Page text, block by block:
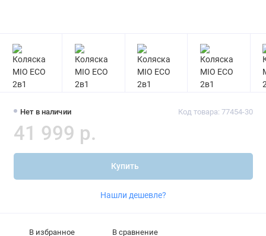
Нет в наличии Код товара: 77454-30
41 999 р.
Купить
Нашли дешевле?
В избранное В сравнение